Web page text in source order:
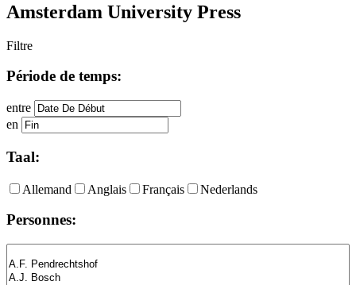
Amsterdam University Press
Filtre
Période de temps:
entre
en
Taal:
Allemand Anglais Français Nederlands
Personnes: